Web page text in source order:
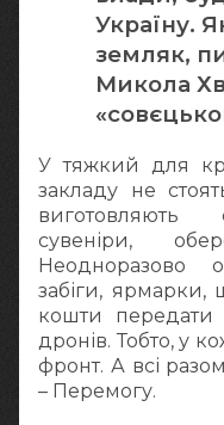
Україну.
земляк,
Микола
У тяжкий для
закладу не
виготовляють
сувеніри,
Неодноразово
забіги, ярмарки,
кошти передати
дронів. Тобто, у
фронт. А всі
– Перемогу.